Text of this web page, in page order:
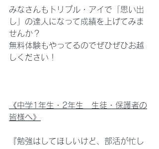
みなさんもトリプル・アイで「思い出
し」の達人になって成績を上げてみま
せんか？
無料体験もやってるのでぜひぜひお越
しください！
《中学1年生・2年生　生徒・保護者の
皆様へ》
『勉強はしてほしいけど、部活が忙し